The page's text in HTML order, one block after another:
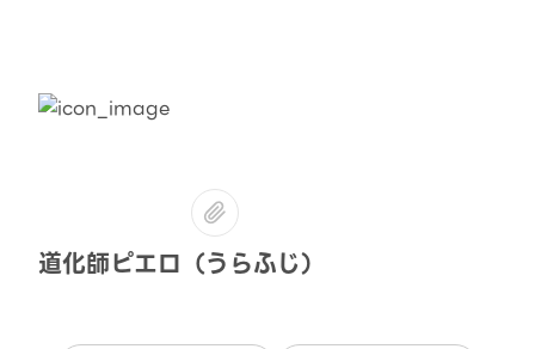
道化師ピエロ（うらふじ）